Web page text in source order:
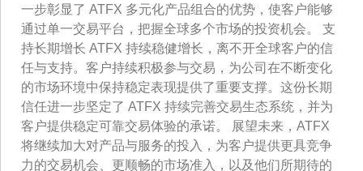
一步彰显了 ATFX 多元化产品组合的优势，使客户能够
通过单一交易平台，把握全球多个市场的投资机会。 支
持长期增长 ATFX 持续稳健增长，离不开全球客户的信
任与支持。客户持续积极参与交易，为公司在不断变化
的市场环境中保持稳定表现提供了重要支撑。这份长期
信任进一步坚定了 ATFX 持续完善交易生态系统，并为
客户提供稳定可靠交易体验的承诺。 展望未来，ATFX
将继续加大对产品与服务的投入，为客户提供更具竞争
力的交易机会、更顺畅的市场准入，以及他们所期待的